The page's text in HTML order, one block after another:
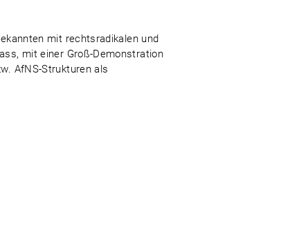
mit rechtsradikalen und
mit einer Groß-Demonstration
AfNS-Strukturen als